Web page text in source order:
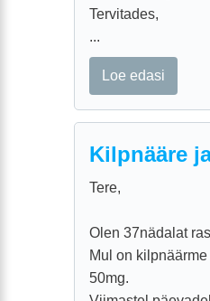
Tervitades,
...
Loe edasi
Kilpnääre
Tere,
Olen 37nädalat
Mul on
50mg.